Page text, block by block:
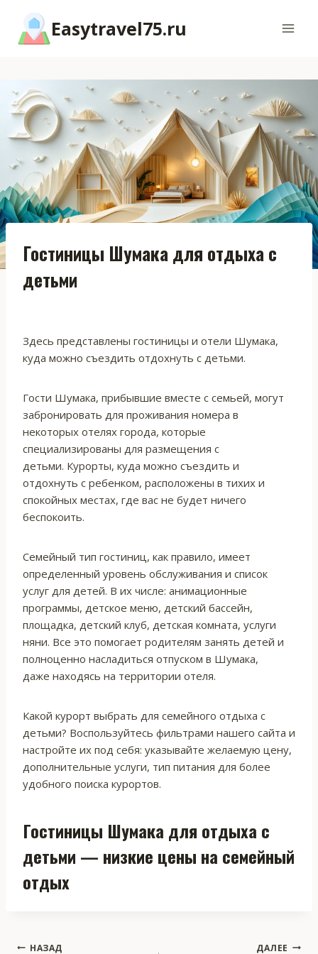
содержимому
Easytravel75.ru
Гостиницы Шумака для отдыха с
детьми
Здесь представлены гостиницы и отели Шумака,
куда можно съездить отдохнуть с детьми.
Гости Шумака, прибывшие вместе с семьей, могут
забронировать для проживания номера в
некоторых отелях города, которые
специализированы для размещения с
детьми. Курорты, куда можно съездить и
отдохнуть с ребенком, расположены в тихих и
спокойных местах, где вас не будет ничего
беспокоить.
Семейный тип гостиниц, как правило, имеет
определенный уровень обслуживания и список
услуг для детей. В их числе: анимационные
программы, детское меню, детский бассейн,
площадка, детский клуб, детская комната, услуги
няни. Все это помогает родителям занять детей и
полноценно насладиться отпуском в Шумака,
даже находясь на территории отеля.
Какой курорт выбрать для семейного отдыха с
детьми? Воспользуйтесь фильтрами нашего сайта и
настройте их под себя: указывайте желаемую цену,
дополнительные услуги, тип питания для более
удобного поиска курортов.
Гостиницы Шумака для отдыха с
детьми — низкие цены на семейный
отдых
НАЗАД ДАЛЕЕ